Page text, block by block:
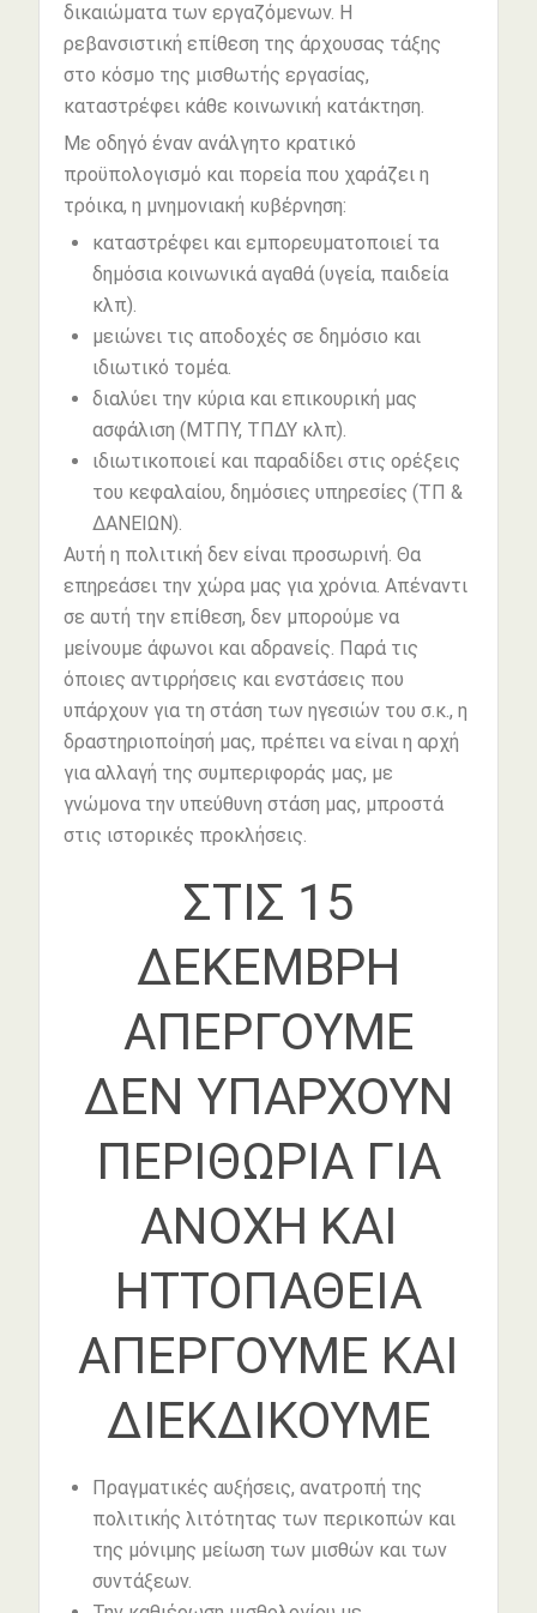
δικαιώματα των εργαζόμενων. Η
ρεβανσιστική επίθεση της άρχουσας τάξης
στο κόσμο της μισθωτής εργασίας,
καταστρέφει κάθε κοινωνική κατάκτηση.
Με οδηγό έναν ανάλγητο κρατικό
προϋπολογισμό και πορεία που χαράζει η
τρόικα, η μνημονιακή κυβέρνηση:
καταστρέφει και εμπορευματοποιεί τα
δημόσια κοινωνικά αγαθά (υγεία, παιδεία
κλπ).
μειώνει τις αποδοχές σε δημόσιο και
ιδιωτικό τομέα.
διαλύει την κύρια και επικουρική μας
ασφάλιση (ΜΤΠΥ, ΤΠΔΥ κλπ).
ιδιωτικοποιεί και παραδίδει στις ορέξεις
του κεφαλαίου, δημόσιες υπηρεσίες (ΤΠ &
ΔΑΝΕΙΩΝ).
Αυτή η πολιτική δεν είναι προσωρινή. Θα
επηρεάσει την χώρα μας για χρόνια. Απέναντι
σε αυτή την επίθεση, δεν μπορούμε να
μείνουμε άφωνοι και αδρανείς. Παρά τις
όποιες αντιρρήσεις και ενστάσεις που
υπάρχουν για τη στάση των ηγεσιών του σ.κ., η
δραστηριοποίησή μας, πρέπει να είναι η αρχή
για αλλαγή της συμπεριφοράς μας, με
γνώμονα την υπεύθυνη στάση μας, μπροστά
στις ιστορικές προκλήσεις.
ΣΤΙΣ 15
ΔΕΚΕΜΒΡΗ
ΑΠΕΡΓΟΥΜΕ
ΔΕΝ ΥΠΑΡΧΟΥΝ
ΠΕΡΙΘΩΡΙΑ ΓΙΑ
ΑΝΟΧΗ ΚΑΙ
ΗΤΤΟΠΑΘΕΙΑ
ΑΠΕΡΓΟΥΜΕ ΚΑΙ
ΔΙΕΚΔΙΚΟΥΜΕ
Πραγματικές αυξήσεις, ανατροπή της
πολιτικής λιτότητας των περικοπών και
της μόνιμης μείωση των μισθών και των
συντάξεων.